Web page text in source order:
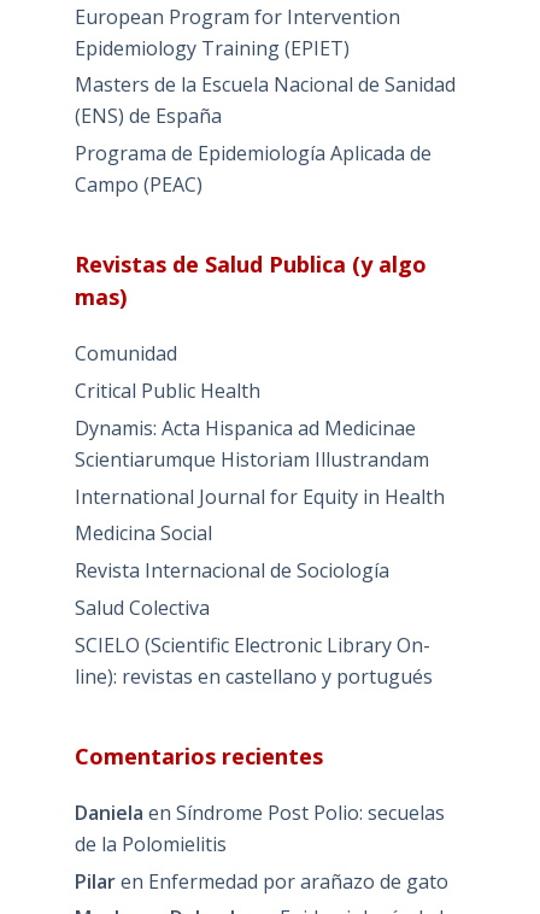
European Program for Intervention
Epidemiology Training (EPIET)
Masters de la Escuela Nacional de Sanidad
(ENS) de España
Programa de Epidemiología Aplicada de
Campo (PEAC)
Revistas de Salud Publica (y algo
mas)
Comunidad
Critical Public Health
Dynamis: Acta Hispanica ad Medicinae
Scientiarumque Historiam Illustrandam
International Journal for Equity in Health
Medicina Social
Revista Internacional de Sociología
Salud Colectiva
SCIELO (Scientific Electronic Library On-
line): revistas en castellano y portugués
Comentarios recientes
Daniela en Síndrome Post Polio: secuelas
de la Polomielitis
Pilaren Enfermedad por arañazo de gato